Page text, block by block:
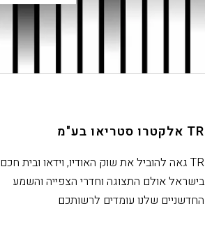
TR אלקטרו סטריאו בע"מ
TR גאה להוביל את שוק האודיו, וידאו ובית חכם
בישראל אולם התצוגה וחדרי הצפייה והשמע
החדשניים שלנו עומדים לרשותכם